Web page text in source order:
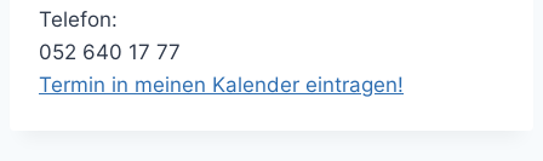
Telefon:
052 640 17 77
Termin in meinen Kalender eintragen!